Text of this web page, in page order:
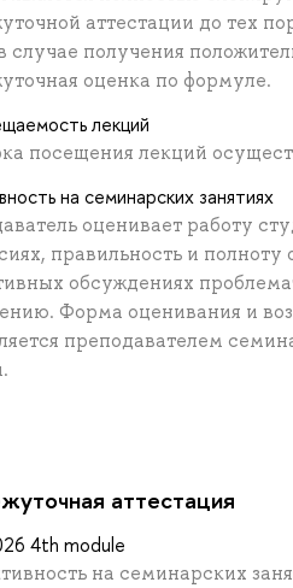
аттестации до тех
случае получения
оценка по формуле.
лекций
посещения лекций
на семинарских занятиях
оценивает работу
правильность и
обсуждениях
Форма оценивания и
преподавателем
аттестация
4th module
на семинарских